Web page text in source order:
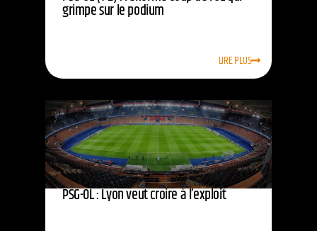
grimpe sur le podium
LIRE PLUS
PSG-OL : Lyon veut croire à l’exploit